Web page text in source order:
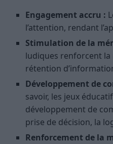
Engagement accru :
l’attention, rendant
Stimulation de la
ludiques renforcent
rétention
Développement de
savoir, les jeux
développement de
prise de décision, la
Renforcement de la